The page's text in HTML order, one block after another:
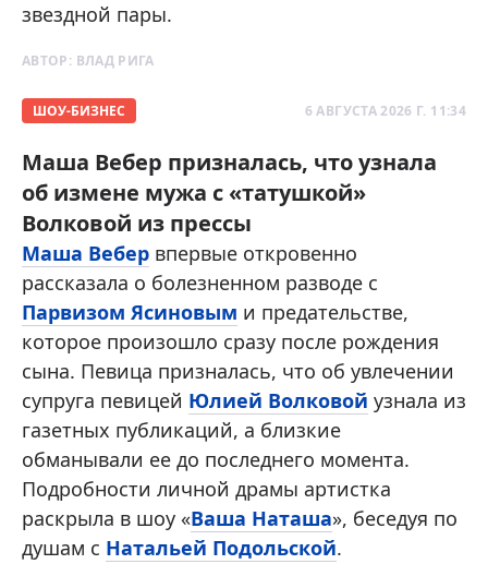
звездной пары.
АВТОР: ВЛАД РИГА
ШОУ-БИЗНЕС 6 АВГУСТА 2026 Г. 11:34
Маша Вебер призналась, что узнала
об измене мужа с «татушкой»
Волковой из прессы
Маша Вебер впервые откровенно
рассказала о болезненном разводе с
Парвизом Ясиновым и предательстве,
которое произошло сразу после рождения
сына. Певица призналась, что об увлечении
супруга певицей Юлией Волковой узнала из
газетных публикаций, а близкие
обманывали ее до последнего момента.
Подробности личной драмы артистка
раскрыла в шоу «Ваша Наташа», беседуя по
душам с Натальей Подольской.